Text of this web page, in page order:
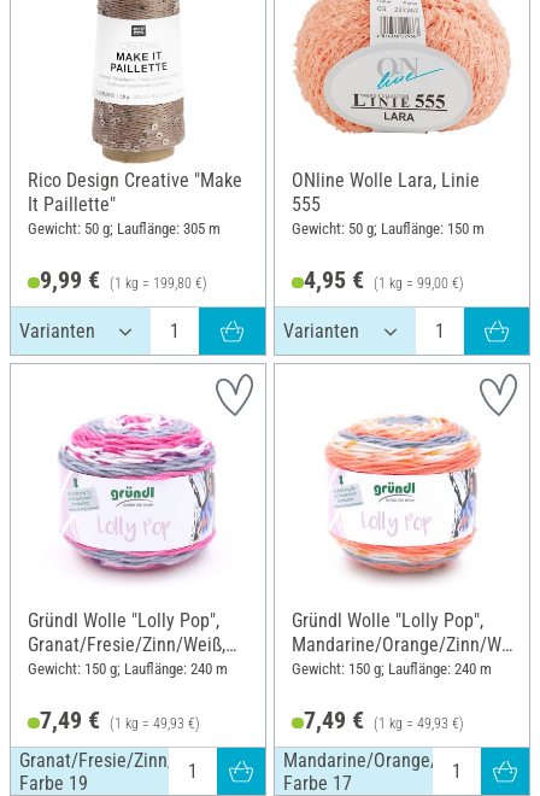
Rico Design Creative "Make
It Paillette"
Gewicht: 50 g; Lauflänge: 305 m
9,99 € (1 kg = 199,80 €)
ONline Wolle Lara, Linie
555
Gewicht: 50 g; Lauflänge: 150 m
4,95 € (1 kg = 99,00 €)
Gründl Wolle "Lolly Pop",
Granat/Fresie/Zinn/Weiß,
Farbe 19
Gewicht: 150 g; Lauflänge: 240 m
7,49 € (1 kg = 49,93 €)
Granat/Fresie/Zinn/Weiß,
Farbe 19
Gründl Wolle "Lolly Pop",
Mandarine/Orange/Zinn/We
iß, Farbe 17
Gewicht: 150 g; Lauflänge: 240 m
7,49 € (1 kg = 49,93 €)
Mandarine/Orange/Zinn/Weiß,
Farbe 17